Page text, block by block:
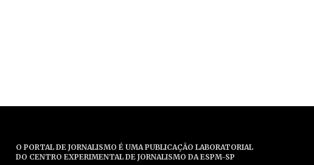
O PORTAL DE JORNALISMO É UMA PUBLICAÇÃO LABORATORIAL
DO CENTRO EXPERIMENTAL DE JORNALISMO DA ESPM-SP